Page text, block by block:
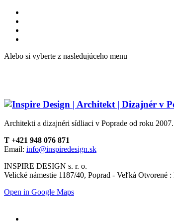
Alebo si vyberte z nasledujúceho menu
Architekti a dizajnéri sídliaci v Poprade od roku
T +421 948 076 871
Email: info@inspiredesign.sk
INSPIRE DESIGN s. r. o.
Velické námestie 1187/40, Poprad - Veľká Otvorené :
Open in Google Maps